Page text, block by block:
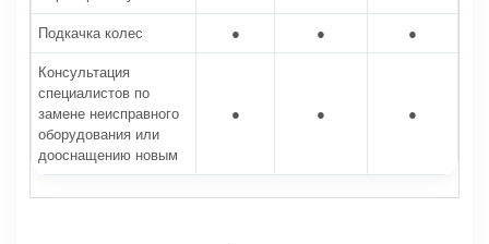
Подкачка колес ● ● ●
Консультация
специалистов по
замене неисправного
оборудования или
дооснащению новым
● ● ●